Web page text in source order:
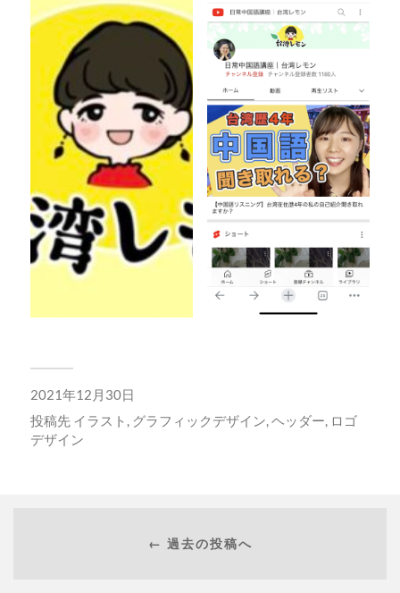
2021年12月30日
投稿先 イラスト , グラフィックデザイン,ヘッダー, ロゴ
デザイン
← 過去の投稿へ